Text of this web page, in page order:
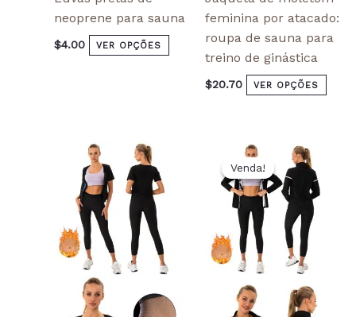
neoprene para sauna
$4.00 VER OPÇÕES
feminina por atacado:
roupa de sauna para
treino de ginástica
$20.70 VER OPÇÕES
variants.
options
be
Venda!
Venda!
O
preço
original
era:
$16.60.
preço
atual
é:
$13.85.
This
product
has
multiple
variants.
The
options
may
be